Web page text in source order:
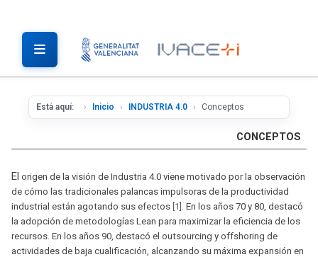
Está aquí: Inicio INDUSTRIA 4.0 Conceptos
CONCEPTOS
El origen de la visión de Industria 4.0 viene motivado por la observación
de cómo las tradicionales palancas impulsoras de la productividad
industrial están agotando sus efectos [1] . En los años 70 y 80, destacó
la adopción de metodologías Lean para maximizar la eficiencia de los
recursos. En los años 90, destacó el outsourcing y offshoring de
actividades de baja cualificación, alcanzando su máxima expansión en